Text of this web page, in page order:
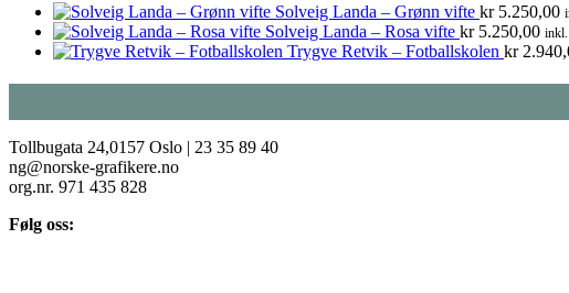
Solveig Landa – Grønn vifte kr5.250,00
Solveig Landa – Rosa vifte kr5.250,00
Trygve Retvik – Fotballskolen kr
Tollbugata 24,0157 Oslo | 23 35 89 40
ng@norske-grafikere.no
org.nr. 971 435 828
Følg oss: